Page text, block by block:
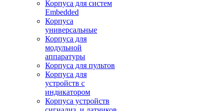
Корпуса для систем
Embedded
Корпуса
универсальные
Корпуса для
модульной
аппаратуры
Корпуса для пультов
Корпуса для
устройств с
индикатором
Корпуса устройств